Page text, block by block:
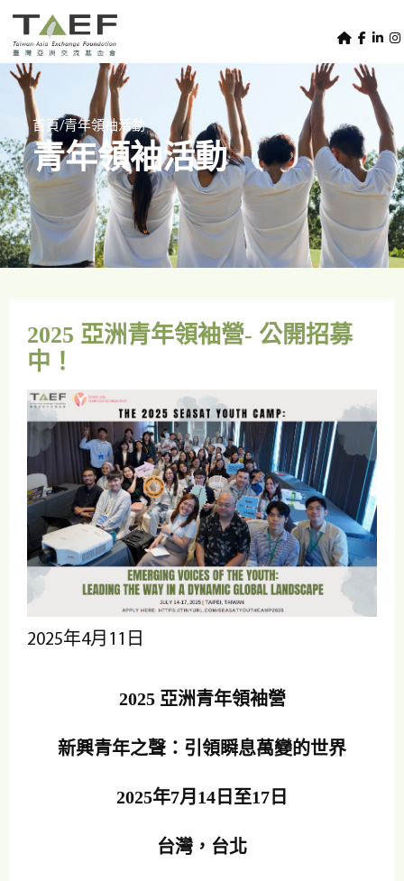
Skip to main content
TAEF
s
e
m
e
n
u
o
p
a
g
e
m
e
n
首頁/青年領袖活動
青年領袖活動
2025 亞洲青年領袖營- 公開招募
中！
2025年4月11日
2025 亞洲青年領袖營
新興青年之聲：引領瞬息萬變的世界
2025年7月14日至17日
台灣，台北